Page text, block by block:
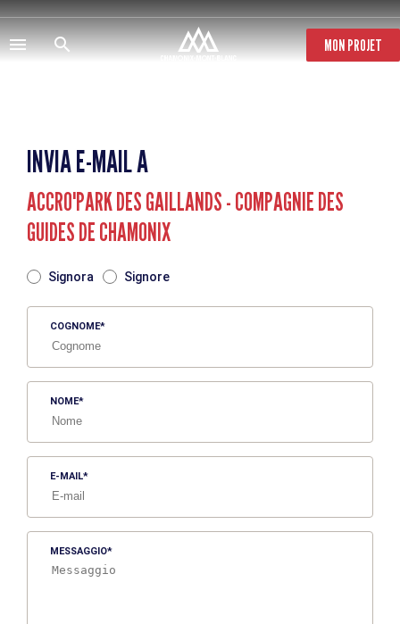
Salta
al
contenuto
principale
MON PROJET
INVIA E-MAIL A
ACCRO'PARK DES GAILLANDS - COMPAGNIE DES
GUIDES DE CHAMONIX
Signora Signore
COGNOME
NOME
E-MAIL
MESSAGGIO